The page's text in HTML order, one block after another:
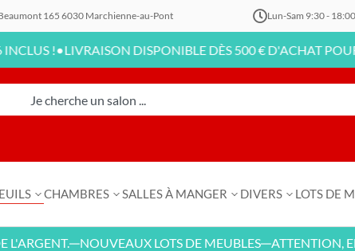
165 6030 Marchienne-au-Pont Lun-Sam 9:30 - 18:00
LIVRAISON DISPONIBLE DÈS 500 € D'ACHAT POUR TOUTE
CHAMBRES SALLES À MANGER DIVERS LOTS DE
—NOUVEAUX LOTS DE MEUBLES—ATTENTION,